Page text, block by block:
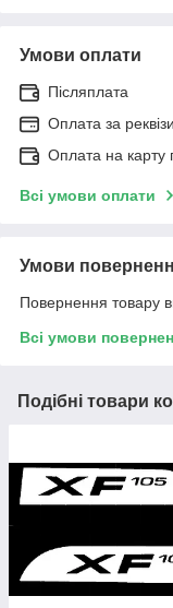
Умови оплати
Післяплата
Оплата за
Оплата на карту
Всі умови оплати
Умови
Повернення товару
Всі умови
Подібні товари